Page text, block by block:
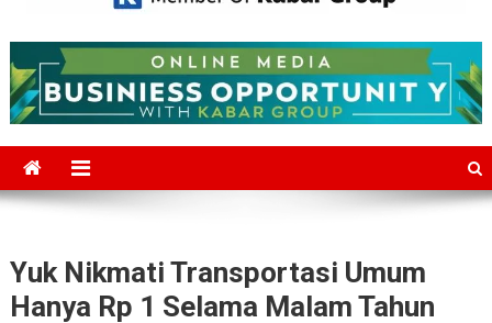
Mediajakarta.com
Yuk Nikmati Transportasi Umum
Hanya Rp 1 Selama Malam Tahun